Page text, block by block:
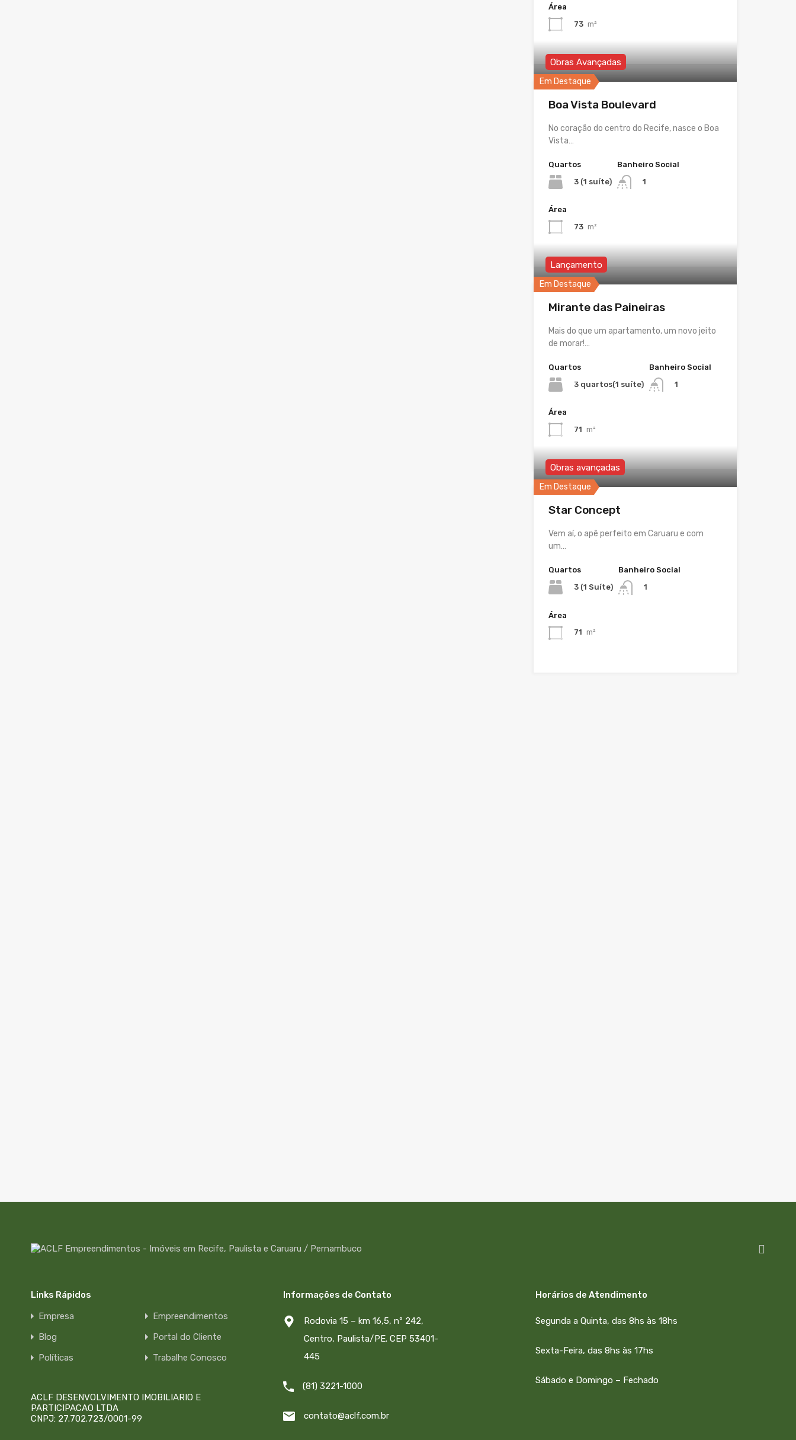
Área
73 m²
Em Destaque
Obras Avançadas
Boa Vista Boulevard
No coração do centro do Recife, nasce o Boa
Vista…
Quartos
3 (1 suíte)
Banheiro Social
1
Área
73 m²
Em Destaque
Lançamento
Mirante das Paineiras
Mais do que um apartamento, um novo jeito
de morar!…
Quartos
3 quartos(1 suíte)
Banheiro Social
1
Área
71 m²
Em Destaque
Obras avançadas
Star Concept
Vem aí, o apê perfeito em Caruaru e com
um…
Quartos
3 (1 Suíte)
Banheiro Social
1
Área
71 m²
Links Rápidos
Empresa
Empreendimentos
Blog
Portal do Cliente
Políticas
Trabalhe Conosco
ACLF DESENVOLVIMENTO IMOBILIARIO E
PARTICIPACAO LTDA
CNPJ: 27.702.723/0001-99
Informações de Contato
Rodovia 15 – km 16,5, nº 242,
Centro, Paulista/PE. CEP 53401-
445
(81) 3221-1000
contato@aclf.com.br
Horários de Atendimento
Segunda a Quinta, das 8hs às 18hs
Sexta-Feira, das 8hs às 17hs
Sábado e Domingo – Fechado